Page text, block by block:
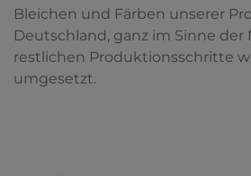
Bleichen und Färben unserer
Deutschland, ganz im Sinne der
restlichen Produktionsschritte
umgesetzt.